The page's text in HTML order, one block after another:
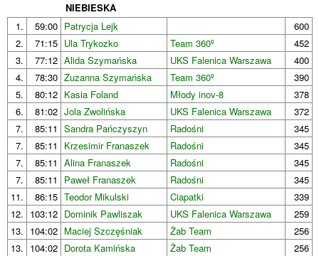
NIEBIESKA
1.
59:00 Patrycja Lejk
600
2.
71:15 Ula Trykozko Team 360º
452
3.
77:12 Alida Szymańska UKS Falenica Warszawa
400
4.
78:30 Zuzanna Szymańska Team 360º
390
5.
80:12 Kasia Foland Młody inov-8
378
6.
81:02 Jola Zwolińska UKS Falenica Warszawa
372
7.
85:11 Sandra Pańczyszyn Radośni
345
7.
85:11 Krzesimir Franaszek Radośni
345
7.
85:11 Alina Franaszek Radośni
345
7.
85:11 Paweł Franaszek Radośni
345
11.
86:15 Teodor Mikulski Ciapatki
339
12. 103:12 Dominik Pawliszak UKS Falenica Warszawa
259
13. 104:02 Maciej Szczęśniak Żab Team
256
13. 104:02 Dorota Kamińska Żab Team
256